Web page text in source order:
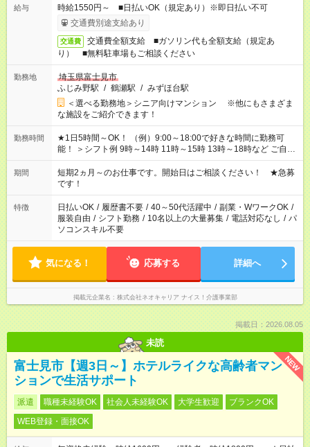
給与
時給1550円～ ■日払いOK（規定あり）※即日払い不可
交通費別途支給あり
交通費
交通費全額支給 ■ガソリン代も全額支給（規定あ
り） ■無料駐車場もご相談ください
勤務地
埼玉県富士見市
ふじみ野駅 / 鶴瀬駅 / みずほ台駅
＜選べる勤務地＞シニア向けマンション ※他にもさまざま
な施設をご紹介できます！
勤務時間
★1日5時間～OK！ （例）9:00～18:00で好きな時間に勤務可
能！ ＞シフト例 9時～14時 11時～15時 13時～18時など ご自身
のご都合に合わせて勤務時間をご相談ください！ ★家庭の都合
でお休みや時間の調整が必要な場合も遠慮なくご相談くださ
い。
期間
短期2ヵ月～のお仕事です。開始日はご相談ください！ ★急募
です！
特徴 日払いOK / 履歴書不要 / 40～50代活躍中 / 副業・WワークOK /
服装自由 / シフト勤務 / 10名以上の大量募集 / 電話対応なし / パ
ソコンスキル不要
気になる！ 応募する 詳細へ
掲載元企業名 株式会社ネオキャリア ナイス！介護事業部
掲載日：2026.08.05
未読
NEW
富士見市【週3日～】ホテルライクな高齢者マン
ションで生活サポート
派遣 職種未経験OK 社会人未経験OK 大学生歓迎
ブランクOK
WEB登録・面接OK